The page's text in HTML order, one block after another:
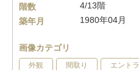
階数
4/13階
築年月
1980年04月
画像カテゴリ
外観 間取り エント